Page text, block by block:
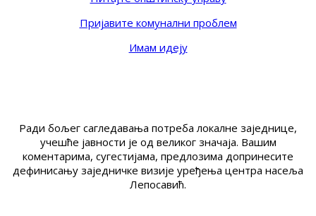
Пријавите комунални проблем
Имам идеју
Ради бољег сагледавања потреба локалне заједнице,
учешће јавности је од великог значаја. Вашим
коментарима, сугестијама, предлозима допринесите
дефинисању заједничке визије уређења центра насеља
Лепосавић.